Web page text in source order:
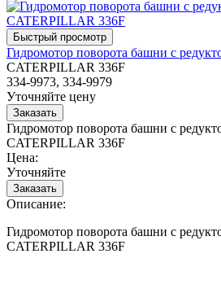
Гидромотор поворота башни с
CATERPILLAR 336F
334-9973, 334-9979
Уточняйте цену
Гидромотор поворота башни с
CATERPILLAR 336F
Цена:
Уточняйте
Описание:
Гидромотор поворота башни с
CATERPILLAR 336F